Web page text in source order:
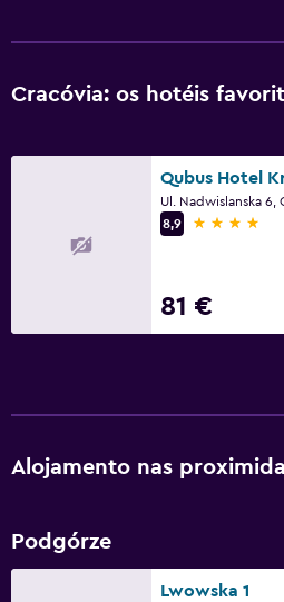
CCTV nas zonas comuns
Adequado a famílias
Clube infantil
Estacionamento e transportes
Estacionamento
Estacionamento privado
Cracóvia: os hotéis
Qubus Hotel
8,9
4 estrelas
81 €
Alojamento nas
Podgórze
Lwowska 1